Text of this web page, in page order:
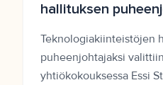
hallituksen
Teknologiakiinteistöjen
puheenjohtajaksi
yhtiökokouksessa Essi